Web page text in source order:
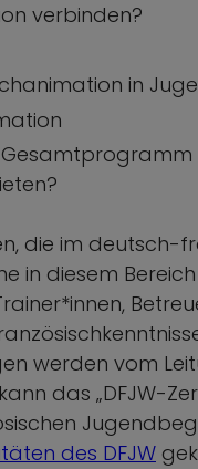
verbinden?
in
die im deutsch-
in diesem
werden vom
das „DFJW-
des DFJW